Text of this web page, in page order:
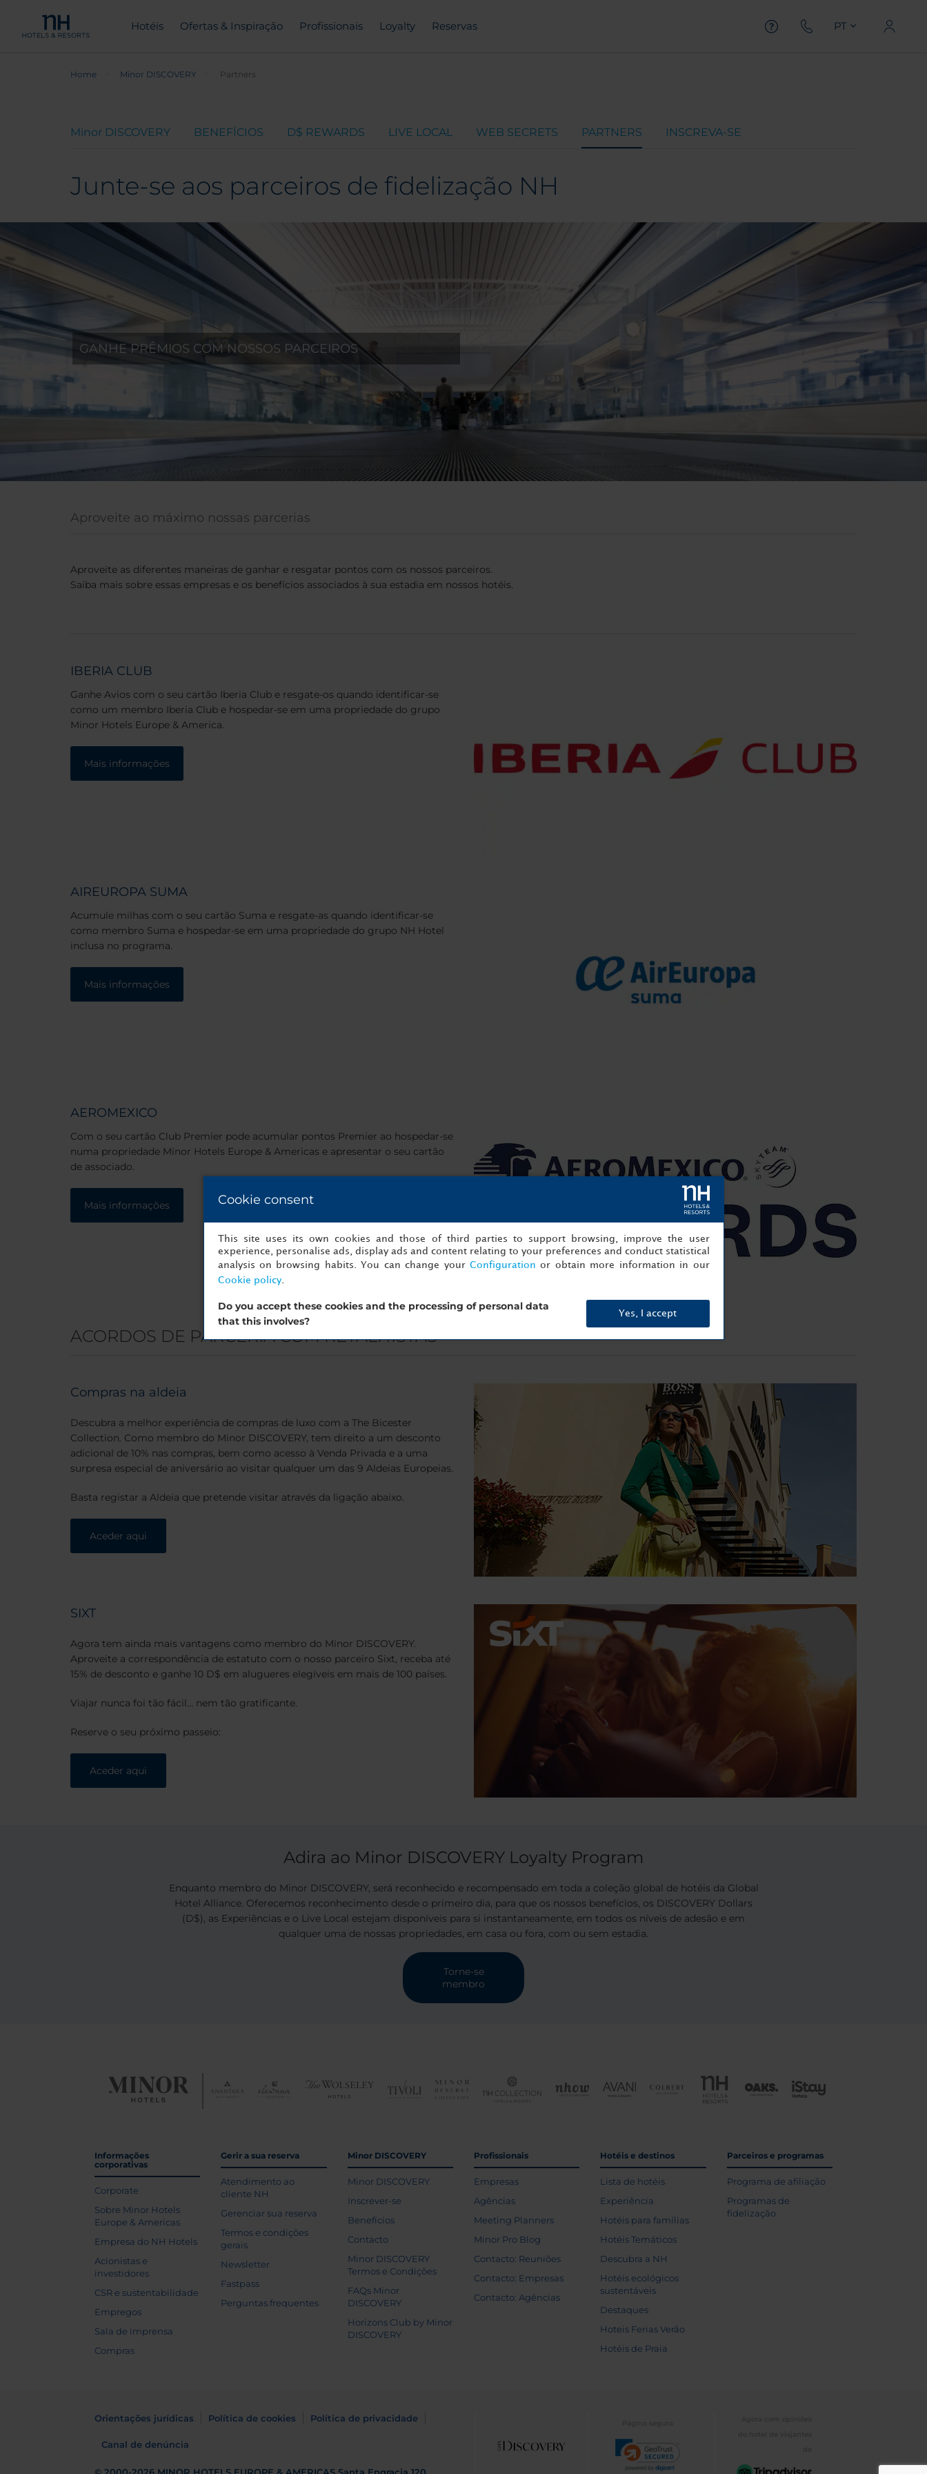
Hotéis Ofertas & Inspiração Profissionais Loyalty Reservas PT
Home Minor DISCOVERY Partners
Minor DISCOVERY BENEFÍCIOS D$ REWARDS LIVE LOCAL WEB SECRETS PARTNERS INSCREVA-SE
Junte-se aos parceiros de fidelização NH
GANHE PRÊMIOS COM NOSSOS PARCEIROS
Aproveite ao máximo nossas parcerias
Aproveite as diferentes maneiras de ganhar e resgatar pontos com os nossos parceiros.
Saiba mais sobre essas empresas e os benefícios associados à sua estadia em nossos hotéis.
IBERIA CLUB
Ganhe Avios com o seu cartão Iberia Club e resgate-os quando identificar-se
como um membro Iberia Club e hospedar-se em uma propriedade do grupo
Minor Hotels Europe & America.
Mais informações
AIREUROPA SUMA
Acumule milhas com o seu cartão Suma e resgate-as quando identificar-se
como membro Suma e hospedar-se em uma propriedade do grupo NH Hotel
inclusa no programa.
Mais informações
AEROMEXICO
Com o seu cartão Club Premier pode acumular pontos Premier ao hospedar-se
numa propriedade Minor Hotels Europe & Americas e apresentar o seu cartão
de associado.
Mais informações
ACORDOS DE PARCERIA COM RETALHISTAS
Compras na aldeia
Descubra a melhor experiência de compras de luxo com a The Bicester
Collection. Como membro do Minor DISCOVERY, tem direito a um desconto
adicional de 10% nas compras, bem como acesso à Venda Privada e a uma
surpresa especial de aniversário ao visitar qualquer um das 9 Aldeias Europeias.
Basta registar a Aldeia que pretende visitar através da ligação abaixo.
Aceder aqui
SIXT
Agora tem ainda mais vantagens como membro do Minor DISCOVERY.
Aproveite a correspondência de estatuto com o nosso parceiro Sixt, receba até
15% de desconto e ganhe 10 D$ em alugueres elegíveis em mais de 100 países.
Viajar nunca foi tão fácil… nem tão gratificante.
Reserve o seu próximo passeio:
Aceder aqui
Adira ao Minor DISCOVERY Loyalty Program
Enquanto membro do Minor DISCOVERY, será reconhecido e recompensado em toda a coleção global de hotéis da Global
Hotel Alliance. Oferecemos reconhecimento desde o primeiro dia, para que os nossos benefícios, os DISCOVERY Dollars
(D$), as Experiências e o Live Local estejam disponíveis para si instantaneamente, em todos os níveis de adesão e em
qualquer uma de nossas propriedades, em casa ou fora, com ou sem estadia.
Torne-se
membro
Informações
corporativas
Corporate
Sobre Minor Hotels
Europe & Americas
Empresa do NH Hotels
Acionistas e
investidores
CSR e sustentabilidade
Empregos
Sala de imprensa
Compras
Gerir a sua reserva
Atendimento ao
cliente NH
Gerenciar sua reserva
Termos e condições
gerais
Newsletter
Fastpass
Perguntas frequentes
Minor DISCOVERY
Minor DISCOVERY
Inscrever-se
Benefícios
Contacto
Minor DISCOVERY
Termos e Condições
FAQs Minor
DISCOVERY
Horizons Club by Minor
DISCOVERY
Profissionais
Empresas
Agências
Meeting Planners
Minor Pro Blog
Contacto: Reuniões
Contacto: Empresas
Contacto: Agências
Hotéis e destinos
Lista de hotéis
Experiência
Hotéis para famílias
Hotéis Temáticos
Descubra a NH
Hotéis ecológicos
sustentáveis
Destaques
Hoteis Ferias Verão
Hotéis de Praia
Parceiros e programas
Programa de afiliação
Programas de
fidelização
Orientações jurídicas Política de cookies Política de privacidade
Canal de denúncia
Cookie consent
This site uses its own cookies and those of third parties to support browsing, improve the user
experience, personalise ads, display ads and content relating to your preferences and conduct statistical
analysis on browsing habits. You can change your Configuration or obtain more information in our
Cookie policy.
Do you accept these cookies and the processing of personal data
that this involves?
Yes, I accept